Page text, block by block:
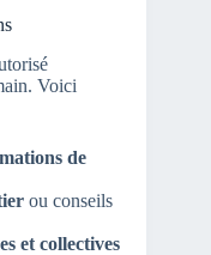
Voici
de
ou conseils
et collectives